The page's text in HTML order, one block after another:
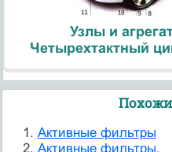
Узлы и
Четырехтактный
Активные фильтры
Активные фильтры.